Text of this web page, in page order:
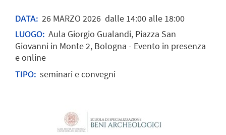
DATA: 26MARZO 2026dalle 14:00 alle 18:00
LUOGO: Aula Giorgio Gualandi, Piazza San
Giovanni in Monte 2, Bologna - Evento in presenza
e online
TIPO: seminari e convegni